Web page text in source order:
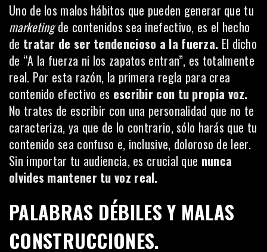
Uno de los malos hábitos que pueden generar que tu
marketingde contenidos sea inefectivo, es el hecho
de tratar de ser tendencioso a la fuerza. El dicho
de “A la fuerza ni los zapatos entran”, es totalmente
real. Por esta razón, la primera regla para crea
contenido efectivo es escribir con tu propia voz.
No trates de escribir con una personalidad que no te
caracteriza, ya que de lo contrario, sólo harás que tu
contenido sea confuso e, inclusive, doloroso de leer.
Sin importar tu audiencia, es crucial que nunca
olvides mantener tu voz real.
PALABRAS DÉBILES Y MALAS
CONSTRUCCIONES.